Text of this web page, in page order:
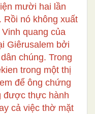
mười hai lần
nó không xuất
quang của
Giêrusalem bởi
chúng. Trong
trong một thị
để ông chứng
được thực hành
cả việc thờ mặt